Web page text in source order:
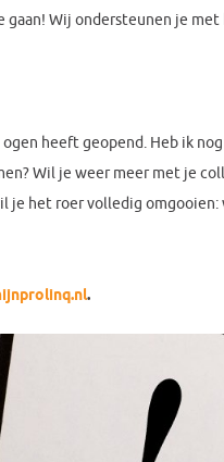
Wij ondersteunen je
heeft geopend. Heb ik
Wil je weer meer met je
je het roer volledig
.